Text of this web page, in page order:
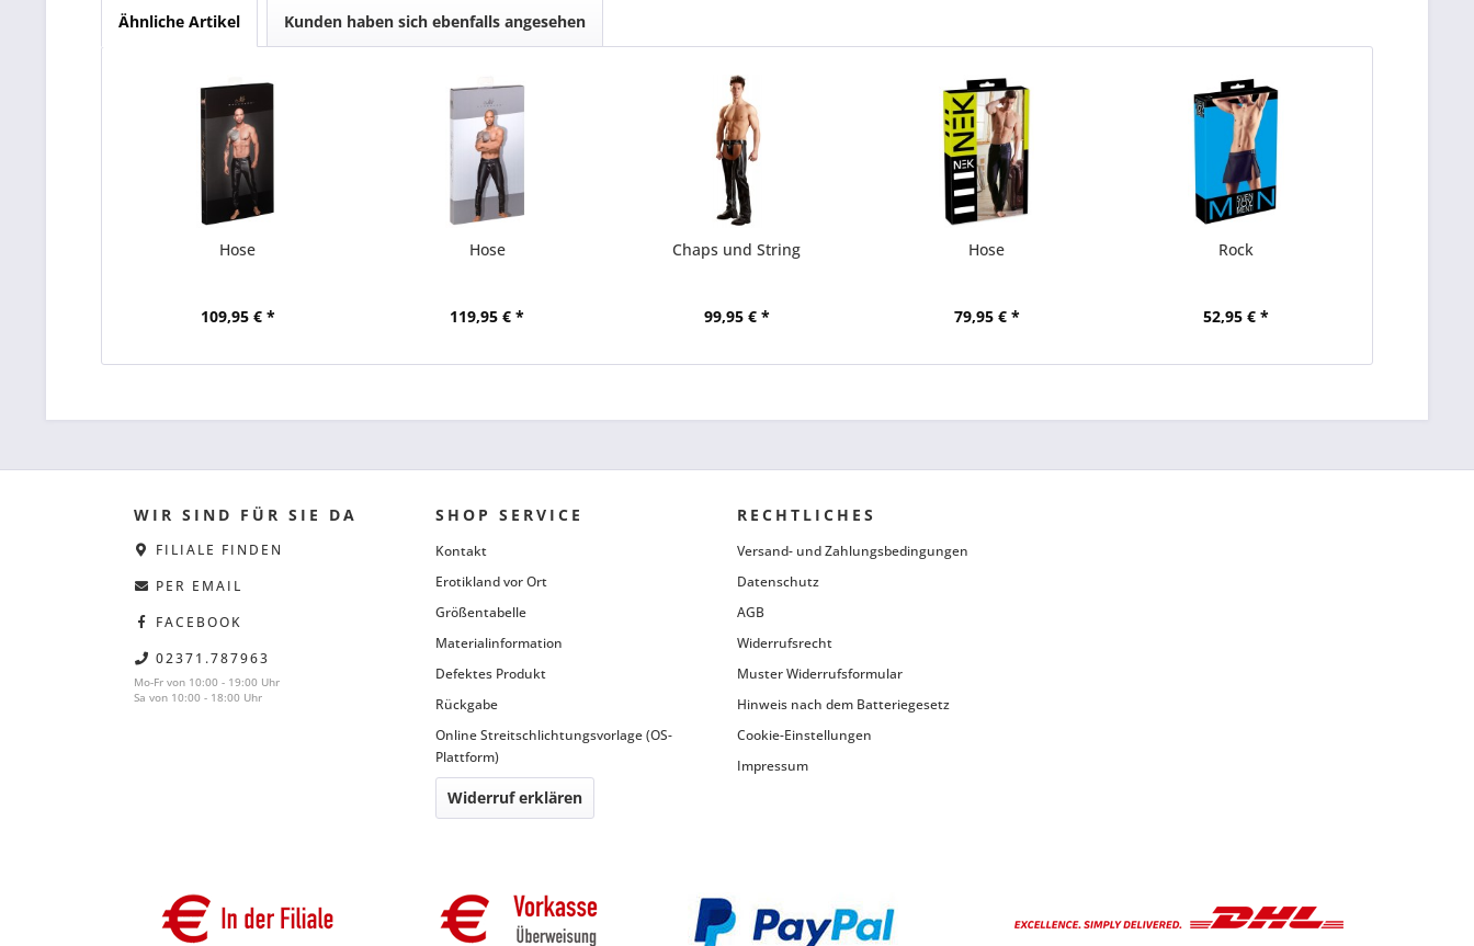
Ähnliche Artikel Kunden haben sich ebenfalls angesehen
Hose
109,95 € *
Hose
119,95 € *
Chaps und String
99,95 € *
Hose
79,95 € *
Rock
52,95 € *
WIR SIND FÜR SIE DA
FILIALE FINDEN
PER EMAIL
FACEBOOK
02371.787963
Mo-Fr von 10:00 - 19:00 Uhr
Sa von 10:00 - 18:00 Uhr
SHOP SERVICE
Kontakt
Erotikland vor Ort
Größentabelle
Materialinformation
Defektes Produkt
Rückgabe
Online Streitschlichtungsvorlage (OS-
Plattform)
Widerruf erklären
RECHTLICHES
Versand- und Zahlungsbedingungen
Datenschutz
AGB
Widerrufsrecht
Muster Widerrufsformular
Hinweis nach dem Batteriegesetz
Cookie-Einstellungen
Impressum